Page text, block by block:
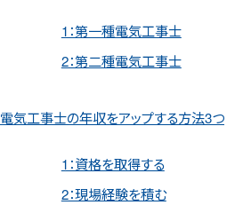
1：第一種電気工事士
2：第二種電気工事士
電気工事士の年収をアップする方法3つ
1：資格を取得する
2：現場経験を積む